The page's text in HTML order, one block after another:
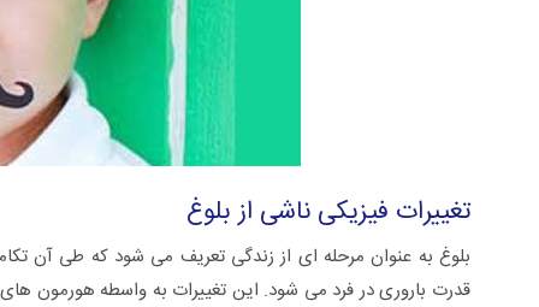
تغییرات فیزیکی ناشی از بلوغ
بلوغ به عنوان مرحله ای از زندگی تعریف می شود که طی آن
قدرت باروری در فرد می شود. این تغییرات به واسطه هورمون